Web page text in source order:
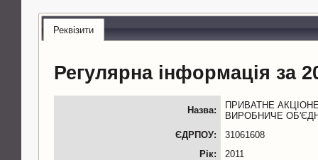
Реквізити
Регулярна інформація за
Назва:
ПРИВАТНЕ
ВИРОБНИЧЕ
ЄДРПОУ:
31061608
Рік:
2011